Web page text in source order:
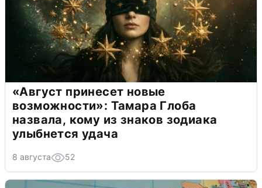
«Август принесет новые
возможности»: Тамара Глоба
назвала, кому из знаков зодиака
улыбнется удача
8 августа 52